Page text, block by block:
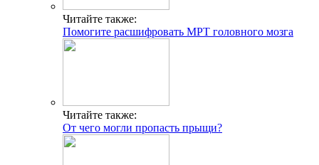
Читайте также:
Помогите расшифровать МРТ головного мозга
Читайте также:
От чего могли пропасть прыщи?